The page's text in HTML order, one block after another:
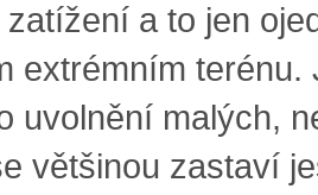
a to jen
extrémním terénu.
uvolnění malých,
většinou zastaví